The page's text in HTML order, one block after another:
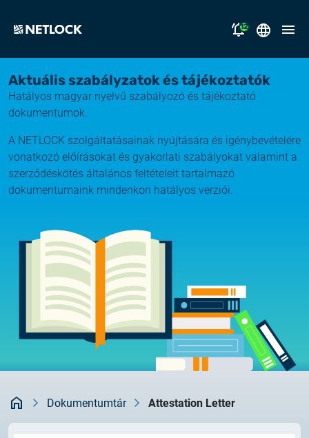
megoldásaink
támogatás
miért a NETLOCK?
NL Campus
bejelentkezés
dokumentumtár
12
Nyitvatartási tájékoztató
2026.07.17.
Tájékoztatás átmeneti e-mail kézbesítési
fennakadásról
2026.07.14.
2026.06.22.
Rendszerfrissítés
2026.06.04.
Rendszerfrissítés
2026.05.27.
Magyar
Aktuális szabályzatok és tájékoztatók
Hatályos magyar nyelvű szabályozó és tájékoztató
dokumentumok.
A NETLOCK szolgáltatásainak nyújtására és igénybevételére
vonatkozó előírásokat és gyakorlati szabályokat valamint a
szerződéskötés általános feltételeit tartalmazó
dokumentumaink mindenkori hatályos verziói.
KezdőlapDokumentumtár Attestation Letter